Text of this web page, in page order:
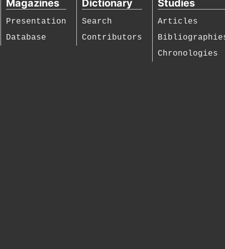
Magazines
Presentation
Database
Dictionary
Search
Contributors
Studies
Articles
Chronologies